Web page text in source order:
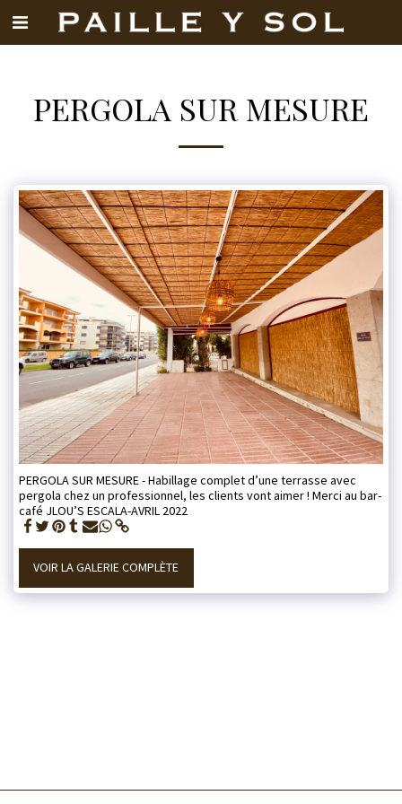
PERGOLA SUR MESURE
PERGOLA SUR MESURE - Habillage complet d’une terrasse avec
pergola chez un professionnel, les clients vont aimer ! Merci au bar-
café JLOU’S ESCALA-AVRIL 2022
VOIR LA GALERIE COMPLÈTE